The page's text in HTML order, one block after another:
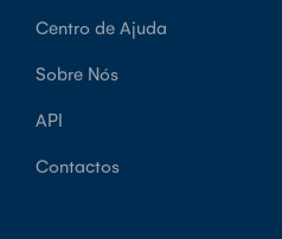
Centro de Ajuda
Sobre Nós
API
Contactos